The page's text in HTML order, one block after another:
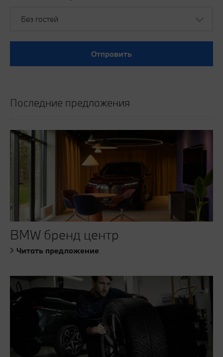
Без гостей
Отправить
Последние предложения
BMW бренд центр
Читать предложение